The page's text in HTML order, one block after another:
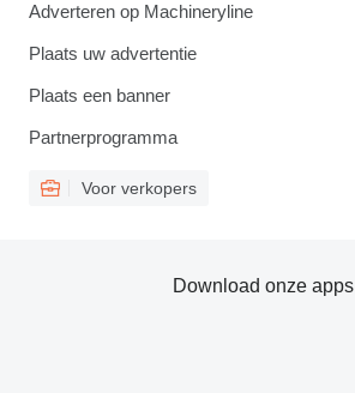
Adverteren op Machineryline
Plaats uw advertentie
Plaats een banner
Partnerprogramma
Voor verkopers
Download onze apps